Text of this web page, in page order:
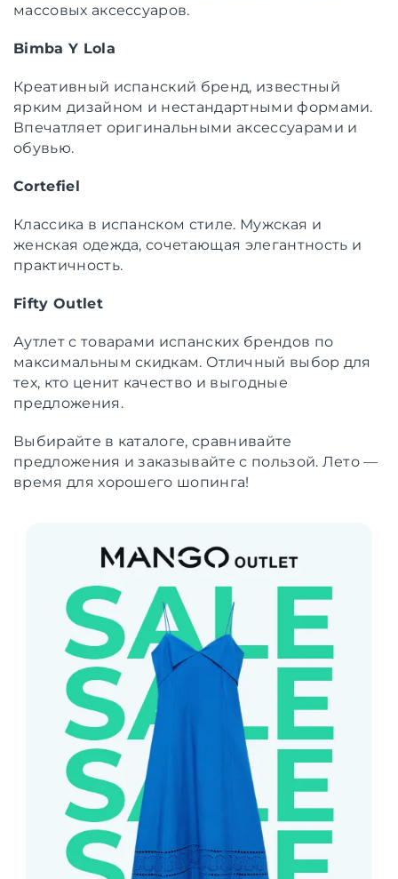
массовых аксессуаров.
Bimba Y Lola
Креативный испанский бренд, известный
ярким дизайном и нестандартными формами.
Впечатляет оригинальными аксессуарами и
обувью.
Cortefiel
Классика в испанском стиле. Мужская и
женская одежда, сочетающая элегантность и
практичность.
Fifty Outlet
Аутлет с товарами испанских брендов по
максимальным скидкам. Отличный выбор для
тех, кто ценит качество и выгодные
предложения.
Выбирайте в каталоге, сравнивайте
предложения и заказывайте с пользой. Лето —
время для хорошего шопинга!